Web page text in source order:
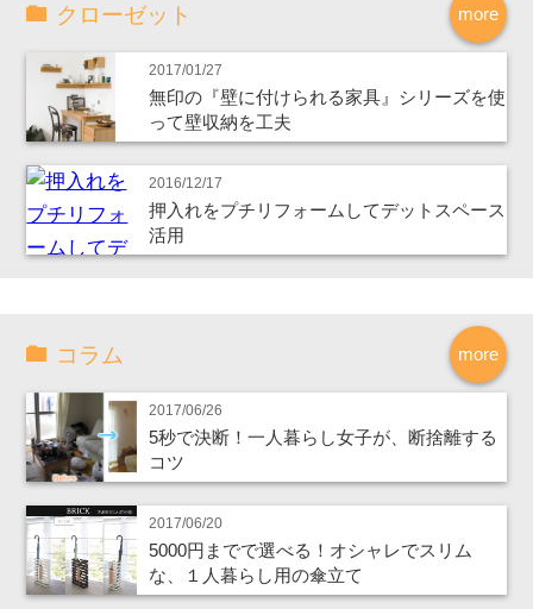
more
クローゼット
2017/01/27
無印の『壁に付けられる家具』シリーズを使
って壁収納を工夫
2016/12/17
押入れをプチリフォームしてデットスペース
活用
more
コラム
2017/06/26
5秒で決断！一人暮らし女子が、断捨離する
コツ
2017/06/20
5000円までで選べる！オシャレでスリム
な、１人暮らし用の傘立て